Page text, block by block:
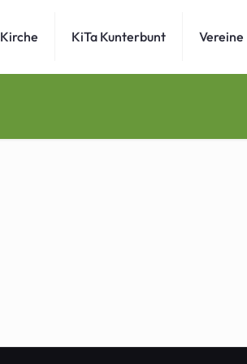
Kirche KiTa Kunterbunt Vereine